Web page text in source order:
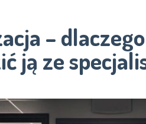
–
ją ze